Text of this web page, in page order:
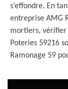
s’effondre. En
entreprise AMG
mortiers, vérifier
Poteries 59216
Ramonage 59